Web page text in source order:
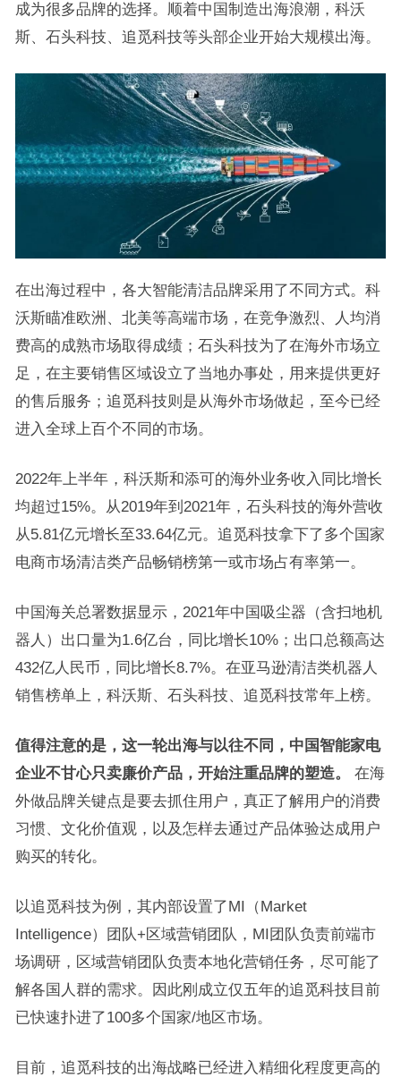
成为很多品牌的选择。顺着中国制造出海浪潮，科沃
斯、石头科技、追觅科技等头部企业开始大规模出海。
在出海过程中，各大智能清洁品牌采用了不同方式。科
沃斯瞄准欧洲、北美等高端市场，在竞争激烈、人均消
费高的成熟市场取得成绩；石头科技为了在海外市场立
足，在主要销售区域设立了当地办事处，用来提供更好
的售后服务；追觅科技则是从海外市场做起，至今已经
进入全球上百个不同的市场。
2022年上半年，科沃斯和添可的海外业务收入同比增长
均超过15%。从2019年到2021年，石头科技的海外营收
从5.81亿元增长至33.64亿元。追觅科技拿下了多个国家
电商市场清洁类产品畅销榜第一或市场占有率第一。
中国海关总署数据显示，2021年中国吸尘器（含扫地机
器人）出口量为1.6亿台，同比增长10%；出口总额高达
432亿人民币，同比增长8.7%。在亚马逊清洁类机器人
销售榜单上，科沃斯、石头科技、追觅科技常年上榜。
值得注意的是，这一轮出海与以往不同，中国智能家电
企业不甘心只卖廉价产品，开始注重品牌的塑造。
在海
外做品牌关键点是要去抓住用户，真正了解用户的消费
习惯、文化价值观，以及怎样去通过产品体验达成用户
购买的转化。
以追觅科技为例，其内部设置了MI（Market
Intelligence）团队+区域营销团队，MI团队负责前端市
场调研，区域营销团队负责本地化营销任务，尽可能了
解各国人群的需求。因此刚成立仅五年的追觅科技目前
已快速扑进了100多个国家/地区市场。
目前，追觅科技的出海战略已经进入精细化程度更高的